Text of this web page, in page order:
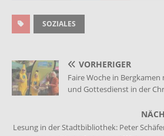
SOZIALES
VORHERIGER
Faire Woche in
und Gottesdienst in der
Lesung in der Stadtbibliothek: Peter